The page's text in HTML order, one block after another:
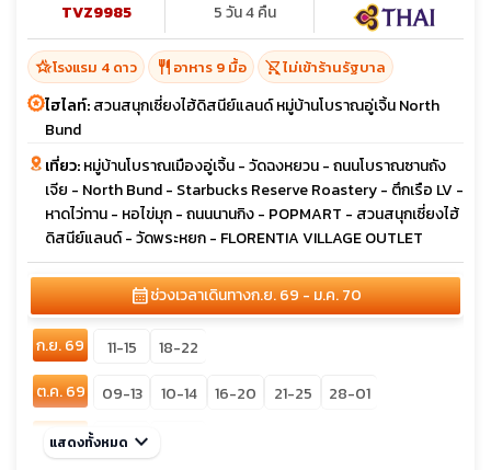
TVZ9985
5 วัน 4 คืน
hotel_classโรงแรม 4 ดาว restaurant อาหาร 9 มื้อ shopping_cart_offไม่เข้าร้านรัฐบาล
ไฮไลท์:สวนสนุกเซี่ยงไฮ้ดิสนีย์แลนด์ หมู่บ้านโบราณอู่เจิ้น North
Bund
เที่ยว:หมู่บ้านโบราณเมืองอู่เจิ้น - วัดฉงหยวน - ถนนโบราณซานถัง
เจีย - North Bund - Starbucks Reserve Roastery - ตึกเรือ LV -
หาดไว่ทาน - หอไข่มุก - ถนนนานกิง - POPMART - สวนสนุกเซี่ยงไฮ้
ดิสนีย์แลนด์ - วัดพระหยก - FLORENTIA VILLAGE OUTLET
calendar_monthช่วงเวลาเดินทางก.ย. 69 - ม.ค. 70
ก.ย. 69 11-15
18-22
ต.ค. 69
09-13 10-14 16-20 21-25
28-01
พ.ย. 69
06-10
แสดงทั้งหมด keyboard_arrow_down